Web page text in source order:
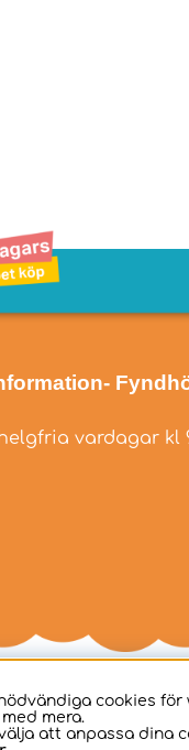
-
vardagar kl 9-
cookies
mera.
att anpassa dina